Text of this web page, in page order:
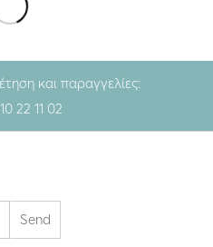
και παραγγελίες:
22 11 02